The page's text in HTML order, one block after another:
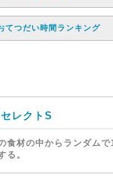
てつだい時間ランキング
レクトS
食材の中からランダム
る。